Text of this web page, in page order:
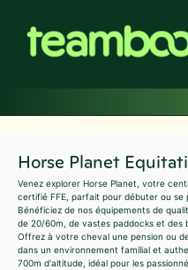
contenu
Horse Planet
Venez explorer Horse Planet, votre
certifié FFE, parfait pour débuter ou se
Bénéficiez de nos équipements de
de 20/60m, de vastes paddocks et des
Offrez à votre cheval une pension ou
dans un environnement familial et
700m d'altitude, idéal pour les